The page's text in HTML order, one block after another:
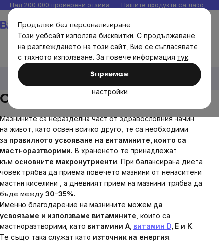
Продължи без персонализиране
Този уебсайт използва бисквитки. С продължаване
на разглеждането на този сайт, Вие се съгласявате
с тяхното използване. За повече информация тук.
Sпpиeмaм
настройки
Прескочи
към
съдържанието
Над 200 000 проверени отзива Нашите продукти са
Brainmax хранителни добавки
Омега-3 и
други мазнини
Омега-3 и други мазнини
Мазнините са неразделна част от здравословния начин
на живот, като освен всичко друго, те са необходими
за правилното усвояване на витамините, които са
мастноразтворими. В храненето те принадлежат
към основните макронутриенти. При балансирана диета
човек трябва да приема повечето мазнини от ненаситени
мастни киселини , а дневният прием на мазнини трябва да
бъде между 30-35%.
Именно благодарение на мазнините можем да
усвояваме и използваме витамините, които са
мастноразтворими, като витамини A, витамин D , E и K.
Те също така служат като източник на енергия.